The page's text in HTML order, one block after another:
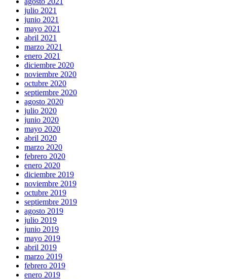
julio 2021
junio 2021
mayo 2021
abril 2021
marzo 2021
enero 2021
diciembre 2020
noviembre 2020
octubre 2020
septiembre 2020
agosto 2020
julio 2020
junio 2020
mayo 2020
abril 2020
marzo 2020
febrero 2020
enero 2020
diciembre 2019
noviembre 2019
octubre 2019
septiembre 2019
agosto 2019
julio 2019
junio 2019
mayo 2019
abril 2019
marzo 2019
febrero 2019
enero 2019